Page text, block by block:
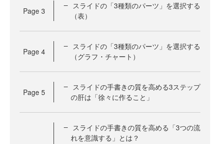
Page 3
スライドの「3種類のパーツ」を選択する
（表）
Page 4
スライドの「3種類のパーツ」を選択する
（グラフ・チャート）
Page 5
スライドの手書きの質を高める3ステップ
の肝は「徐々に作ること」
スライドの手書きの質を高める「3つの流
れを意識する」とは？